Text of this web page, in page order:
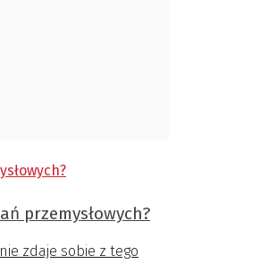
przemysłowych?
zdaje sobie z tego